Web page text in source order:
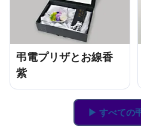
弔電プリザとお線香
紫
▶ すべての